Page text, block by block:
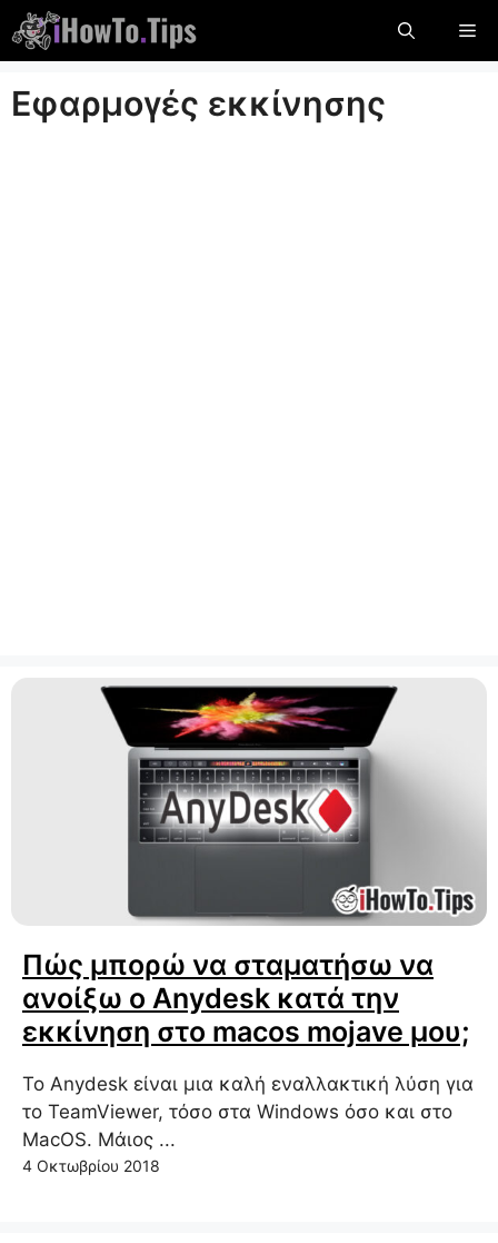
Μετάβαση
στο
περιεχόμενο
Εφαρμογές εκκίνησης
Πώς μπορώ να σταματήσω να
ανοίξω ο Anydesk κατά την
εκκίνηση στο macos mojave μου;
Το Anydesk είναι μια καλή εναλλακτική λύση για
το TeamViewer, τόσο στα Windows όσο και στο
MacOS. Μάιος ...
4 Οκτωβρίου 2018